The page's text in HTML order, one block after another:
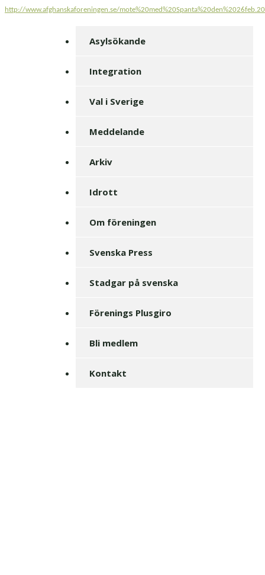
http://www.afghanskaforeningen.se/
Asylsökande
Integration
Val i Sverige
Meddelande
Arkiv
Idrott
Om föreningen
Svenska Press
Stadgar på svenska
Förenings Plusgiro
Bli medlem
Kontakt